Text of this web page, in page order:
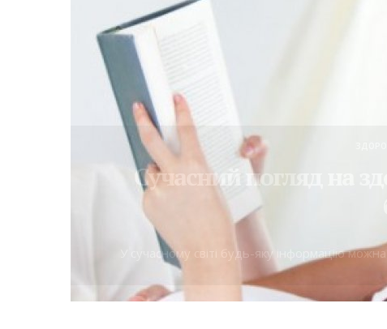
Сучасний погляд на
У сучасному світі будь-яку інформацію